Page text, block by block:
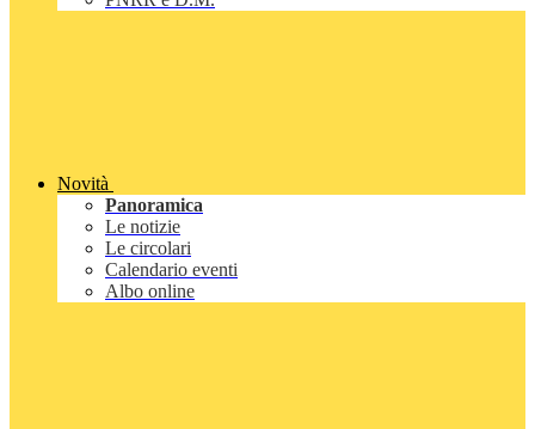
Novità
Panoramica
Le notizie
Le circolari
Calendario eventi
Albo online